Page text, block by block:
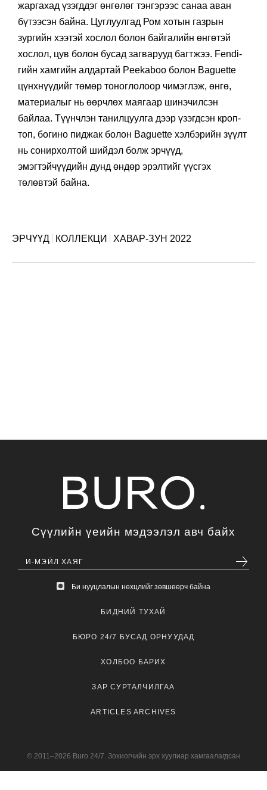
жаргахад үзэгддэг өнгөлөг тэнгэрээс санаа аван
бүтээсэн байна. Цуглуулгад Ром хотын газрын
зургийн хээтэй хослол болон байгалийн өнгөтэй
хослол, цув болон бусад загварууд багтжээ. Fendi-
гийн хамгийн алдартай Peekaboo болон Baguette
цүнхнүүдийг төмөр тоноглолоор чимэглэж, өнгө,
материалыг нь өөрчлөх маягаар шинэчилсэн
байлаа. Түүнчлэн танилцуулга дээр үзэгдсэн кроп-
топ, богино пиджак болон Baguette хэлбэрийн зүүлт
нь сонирхолтой шийдэл болж эрчүүд,
эмэгтэйчүүдийн дунд өндөр эрэлтийг үүсгэх
төлөвтэй байна.
ЭРЧҮҮД КОЛЛЕКЦИ ХАВАР-ЗУН 2022
Сүүлийн үеийн мэдээлэл авч байх
Би нууцлалын нөхцлийг зөвшөөрч байна
БИДНИЙ ТУХАЙ
БЮРО 24/7 БУСАД ОРНУУДАД
ХОЛБОО БАРИХ
ЗАР СУРТАЛЧИЛГАА
ARTICLES ARCHIVES
© 2011–2026 Buro 24/7. Зохиогчийн эрх хуулиар хамгаалагдсан